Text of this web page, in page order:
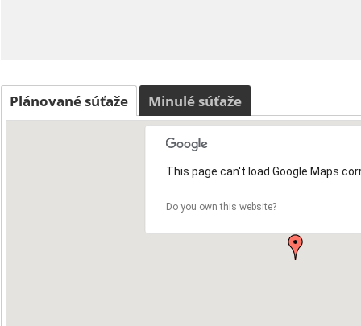
Plánované súťaže Minulé súťaže
This page can't load Google Maps
Do you own this website?